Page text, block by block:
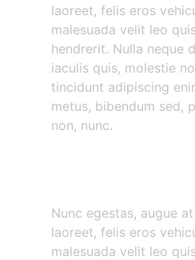
laoreet, felis eros
malesuada velit leo
hendrerit. Nulla neque
iaculis quis, molestie
tincidunt adipiscing
metus, bibendum sed,
non, nunc.
Nunc egestas, augue
laoreet, felis eros
malesuada velit leo